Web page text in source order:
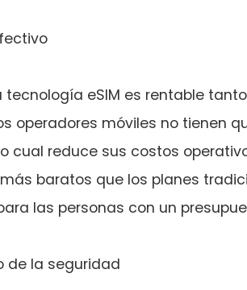
tecnología eSIM es rentable
operadores móviles no tienen
cual reduce sus costos
baratos que los planes
las personas con un
de la seguridad